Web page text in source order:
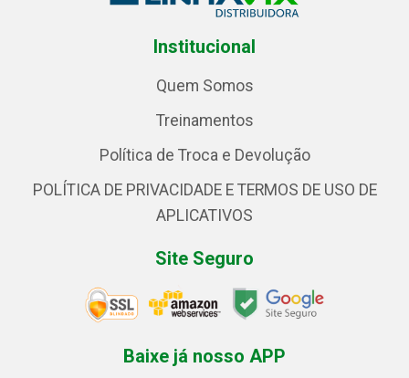
Institucional
Quem Somos
Treinamentos
Política de Troca e Devolução
POLÍTICA DE PRIVACIDADE E TERMOS DE USO DE
APLICATIVOS
Site Seguro
Baixe já nosso APP